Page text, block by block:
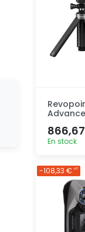
En stock
-108,33 € HT